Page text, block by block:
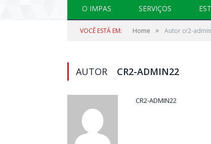
O IMPAS SERVIÇOS
VOCÊ ESTÁ EM: Home » Autor cr2-
AUTOR CR2-ADMIN22
CR2-ADMIN22